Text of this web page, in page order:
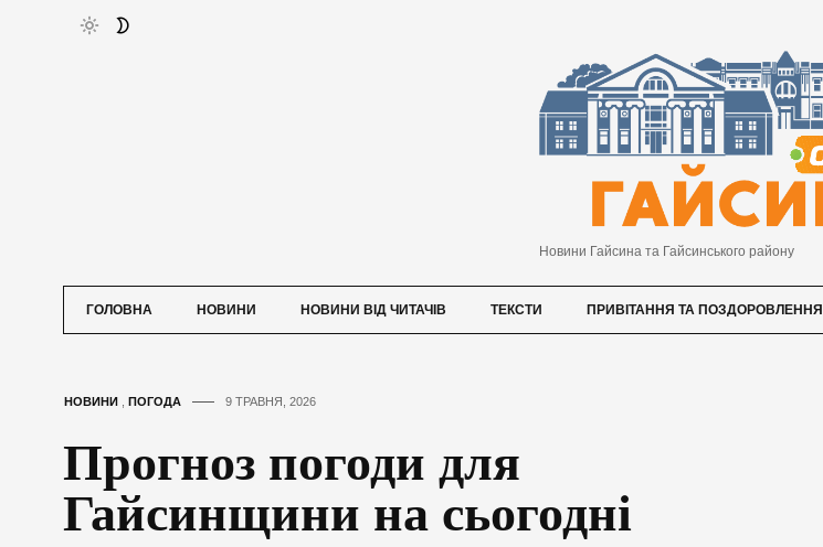
Новини Гайсина та Гайсинського району
ГОЛОВНА НОВИНИ НОВИНИ ВІД ЧИТАЧІВ ТЕКСТИ ПРИВІТАННЯ ТА ПОЗДОРОВЛЕННЯ
НОВИНИ ПОГОДА 9 ТРАВНЯ, 2026
Прогноз погоди для
Гайсинщини на сьогодні